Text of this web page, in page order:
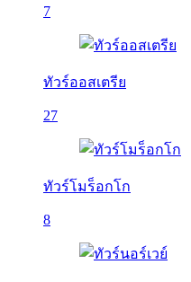
7
ทัวร์ออสเตรีย
27
ทัวร์โมร็อกโก
8